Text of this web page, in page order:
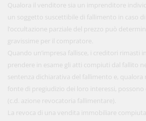
Qualora il venditore sia un imprenditore
un soggetto suscettibile di fallimento in caso
l’occultazione parziale del prezzo può
gravissime per il compratore.
Quando un’impresa fallisce, i creditori rimasti
prendere in esame gli atti compiuti dal fallito
sentenza dichiarativa del fallimento e,
fonte di pregiudizio dei loro interessi,
(c.d. azione revocatoria fallimentare).
La revoca di una vendita immobiliare